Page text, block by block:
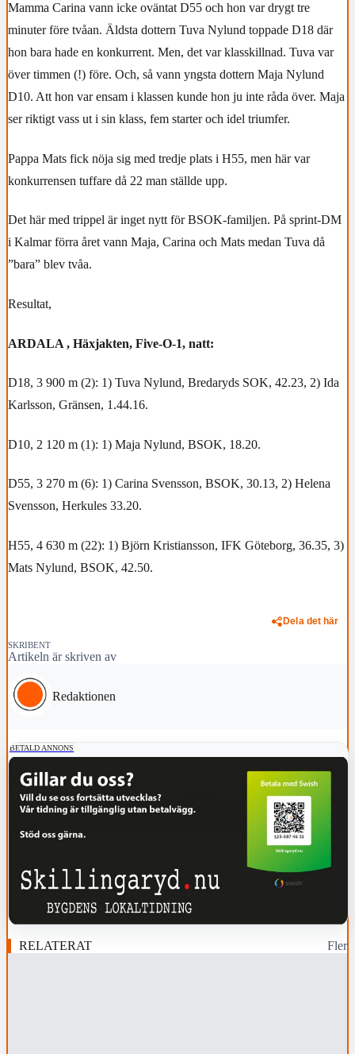
Mamma Carina vann icke oväntat D55 och hon var drygt tre
minuter före tvåan. Äldsta dottern Tuva Nylund toppade D18 där
hon bara hade en konkurrent. Men, det var klasskillnad. Tuva var
över timmen (!) före. Och, så vann yngsta dottern Maja Nylund
D10. Att hon var ensam i klassen kunde hon ju inte råda över. Maja
ser riktigt vass ut i sin klass, fem starter och idel triumfer.
Pappa Mats fick nöja sig med tredje plats i H55, men här var
konkurrensen tuffare då 22 man ställde upp.
Det här med trippel är inget nytt för BSOK-familjen. På sprint-DM
i Kalmar förra året vann Maja, Carina och Mats medan Tuva då
”bara” blev tvåa.
Resultat,
ARDALA , Häxjakten, Five-O-1, natt:
D18, 3 900 m (2): 1) Tuva Nylund, Bredaryds SOK, 42.23, 2) Ida
Karlsson, Gränsen, 1.44.16.
D10, 2 120 m (1): 1) Maja Nylund, BSOK, 18.20.
D55, 3 270 m (6): 1) Carina Svensson, BSOK, 30.13, 2) Helena
Svensson, Herkules 33.20.
H55, 4 630 m (22): 1) Björn Kristiansson, IFK Göteborg, 36.35, 3)
Mats Nylund, BSOK, 42.50.
Dela det här
SKRIBENT
Artikeln är skriven av
Redaktionen
BETALD ANNONS
RELATERAT Fler